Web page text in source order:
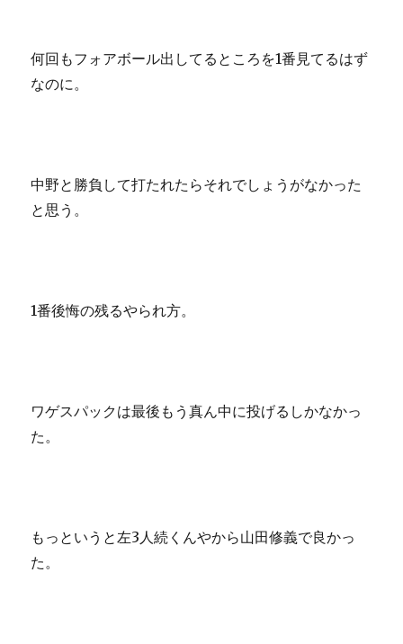
何回もフォアボール出してるところを1番見てるはず
なのに。
中野と勝負して打たれたらそれでしょうがなかった
と思う。
1番後悔の残るやられ方。
ワゲスパックは最後もう真ん中に投げるしかなかっ
た。
もっというと左3人続くんやから山田修義で良かっ
た。